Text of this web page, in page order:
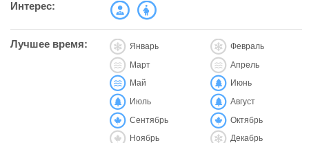
Интерес:
Лучшее время: Январь Февраль
Март Апрель
Май Июнь
Июль Август
Сентябрь Октябрь
Ноябрь Декабрь